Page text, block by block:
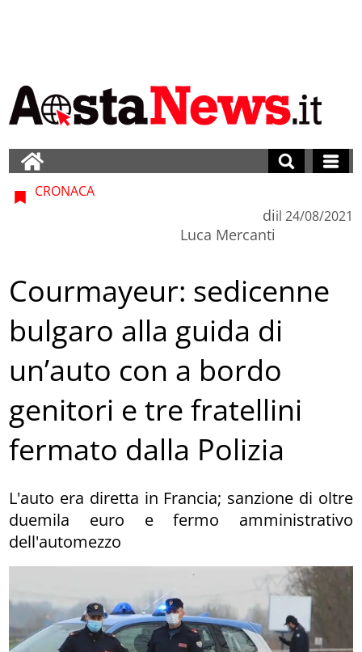
CRONACA
di
Luca Mercanti
il 24/08/2021
Courmayeur: sedicenne
bulgaro alla guida di
un’auto con a bordo
genitori e tre fratellini
fermato dalla Polizia
L'auto era diretta in Francia; sanzione di oltre
duemila euro e fermo amministrativo
dell'automezzo